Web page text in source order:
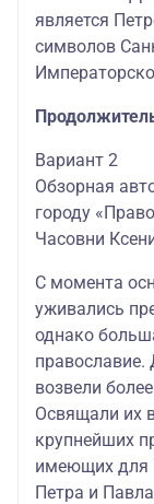
является
символов
Вариант 2
Обзорная
городу
Часовни
С момента
уживались
однако
православие.
возвели
Освящали их
крупнейших
имеющих для
Петра и